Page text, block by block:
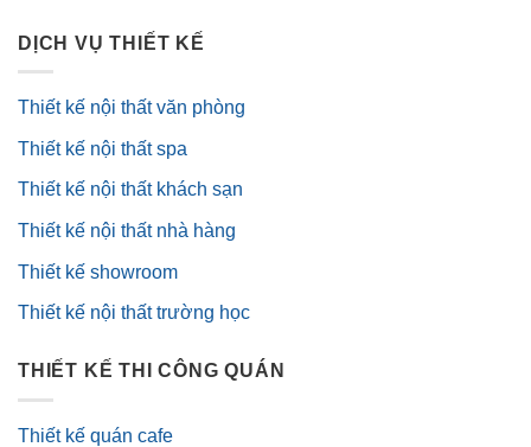
DỊCH VỤ THIẾT KẾ
Thiết kế nội thất văn phòng
Thiết kế nội thất spa
Thiết kế nội thất khách sạn
Thiết kế nội thất nhà hàng
Thiết kế showroom
Thiết kế nội thất trường học
THIẾT KẾ THI CÔNG QUÁN
Thiết kế quán cafe